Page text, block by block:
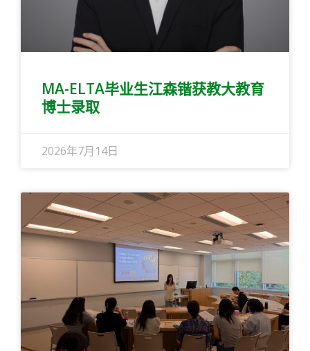
MA-ELTA毕业生江森锴获教大教育
博士录取
2026年7月14日